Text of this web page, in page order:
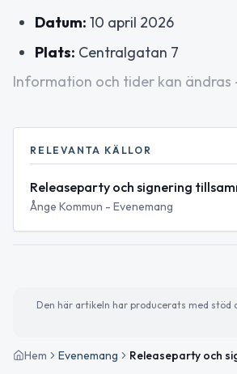
Datum: 10 april 2026
Plats: Centralgatan 7
Information och tider kan ändras
RELEVANTA KÄLLOR
Releaseparty och signering
Ånge Kommun - Evenemang
Den här artikeln har producerats med
Hem Evenemang